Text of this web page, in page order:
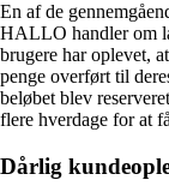
En af de
HALLO handler om
brugere har oplevet,
penge overført til
beløbet blev
flere hverdage for at
Dårlig